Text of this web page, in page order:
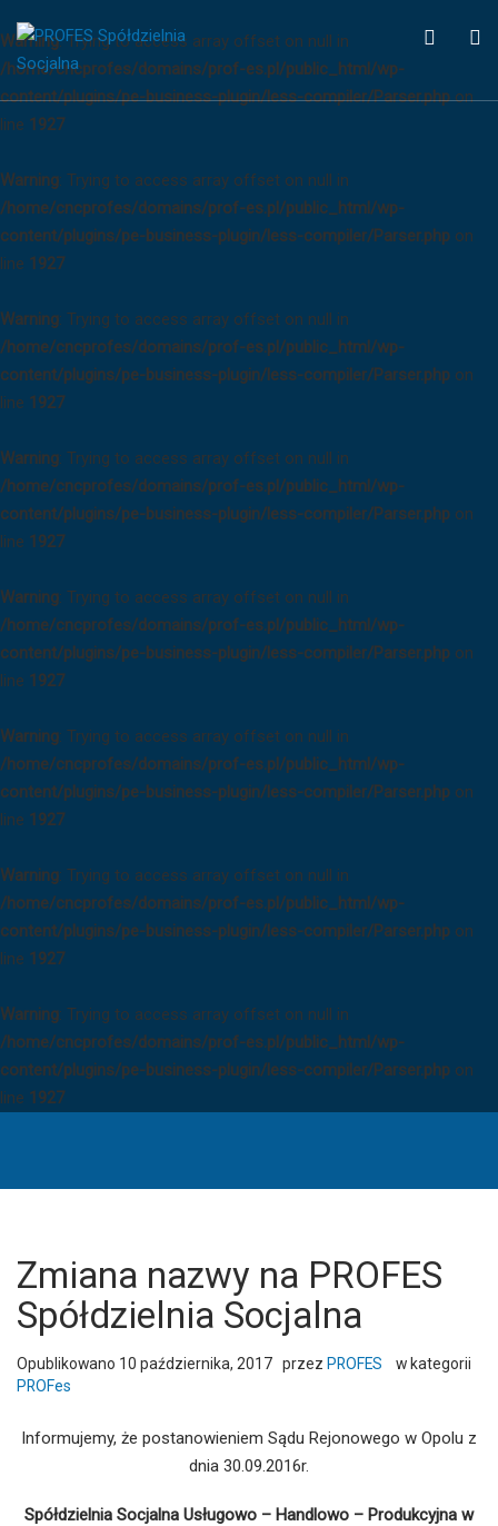
Warning: Trying to access array offset on null in
/home/cncprofes/domains/prof-es.pl/public_html/wp-
content/plugins/pe-business-plugin/less-compiler/Parser.phpon
line 1927
Warning: Trying to access array offset on null in
/home/cncprofes/domains/prof-es.pl/public_html/wp-
content/plugins/pe-business-plugin/less-compiler/Parser.php on
line 1927
Warning: Trying to access array offset on null in
/home/cncprofes/domains/prof-es.pl/public_html/wp-
content/plugins/pe-business-plugin/less-compiler/Parser.php on
line 1927
Warning: Trying to access array offset on null in
/home/cncprofes/domains/prof-es.pl/public_html/wp-
content/plugins/pe-business-plugin/less-compiler/Parser.php on
line 1927
Warning: Trying to access array offset on null in
/home/cncprofes/domains/prof-es.pl/public_html/wp-
content/plugins/pe-business-plugin/less-compiler/Parser.php on
line 1927
Warning: Trying to access array offset on null in
/home/cncprofes/domains/prof-es.pl/public_html/wp-
content/plugins/pe-business-plugin/less-compiler/Parser.php on
line 1927
Warning: Trying to access array offset on null in
/home/cncprofes/domains/prof-es.pl/public_html/wp-
content/plugins/pe-business-plugin/less-compiler/Parser.php on
line 1927
Warning: Trying to access array offset on null in
/home/cncprofes/domains/prof-es.pl/public_html/wp-
content/plugins/pe-business-plugin/less-compiler/Parser.php on
line 1927
Socjalna
PROFES
Socjalna
WCAG
Zmiana nazwy na PROFES
Spółdzielnia Socjalna
Opublikowano 10 października, 2017 przez PROFES
w kategorii
PROFes
Informujemy, że postanowieniem Sądu Rejonowego w Opolu z
dnia 30.09.2016r.
Spółdzielnia Socjalna Usługowo – Handlowo – Produkcyjna w